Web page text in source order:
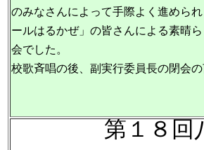
のみなさんによって手際よく進めら
ールはるかぜ」の皆さんによる素晴
会でした。
校歌斉唱の後、副実行委員長の閉会
第１８回八高